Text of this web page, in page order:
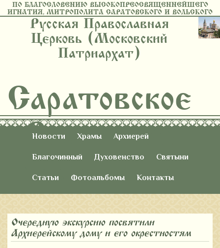
ПО БЛАГОСЛОВЕНИЮ ВЫСОКОПРЕОСВЯЩЕННЕЙШЕГО
ИГНАТИЯ, МИТРОПОЛИТА САРАТОВСКОГО И ВОЛЬСКОГО
Русская Православная
Церковь (Московский
Патриархат)
Саратовское
Восточное
Благочиние
Новости Храмы
Архиерей
Благочинный
Духовенство
Святыни
Статьи
Фотоальбомы Контакты
Очередную экскурсию посвятили
Архиерейскому дому и его окрестностям